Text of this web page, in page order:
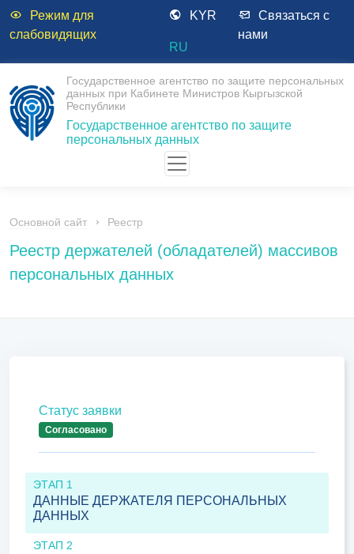
Режим для
слабовидящих
KYR
RU
Связаться с
нами
Государственное агентство по защите персональных
данных при Кабинете Министров Кыргызской
Республики
Государственное агентство по защите
персональных данных
Основной сайт Реестр
Реестр держателей (обладателей) массивов
персональных данных
Статус заявки
Согласовано
ЭТАП 1
ДАННЫЕ ДЕРЖАТЕЛЯ ПЕРСОНАЛЬНЫХ
ДАННЫХ
ЭТАП 2